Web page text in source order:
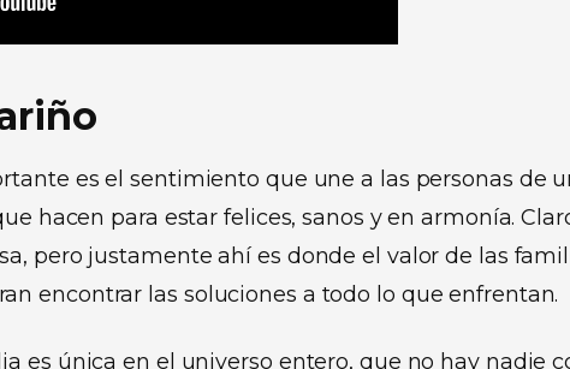
es el sentimiento que une a las personas de
hacen para estar felices, sanos y en armonía.
pero justamente ahí es donde el valor de las
encontrar las soluciones a todo lo que enfrentan.
es única en el universo entero, que no hay nadie